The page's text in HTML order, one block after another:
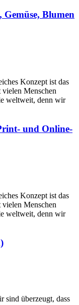
Blumen
Konzept ist das
Menschen
weltweit, denn wir
und Online-
Konzept ist das
vielen Menschen
weltweit, denn wir
sind überzeugt, dass